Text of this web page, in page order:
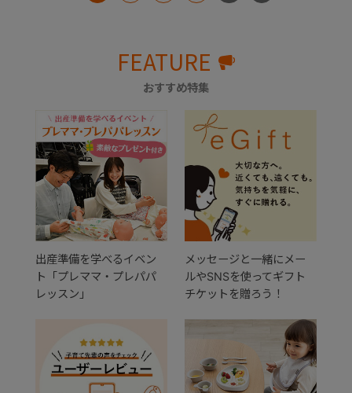
FEATURE
おすすめ特集
出産準備を学べるイベン
ト「プレママ・プレパパ
レッスン」
メッセージと一緒にメー
ルやSNSを使ってギフト
チケットを贈ろう！